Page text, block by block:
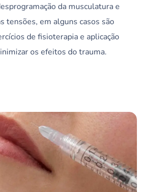
da musculatura e
tensões, em alguns casos são
de fisioterapia e aplicação
os efeitos do trauma.